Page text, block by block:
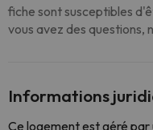
fiche sont susceptibles
vous avez des questions,
Informations
Ce logement est géré par